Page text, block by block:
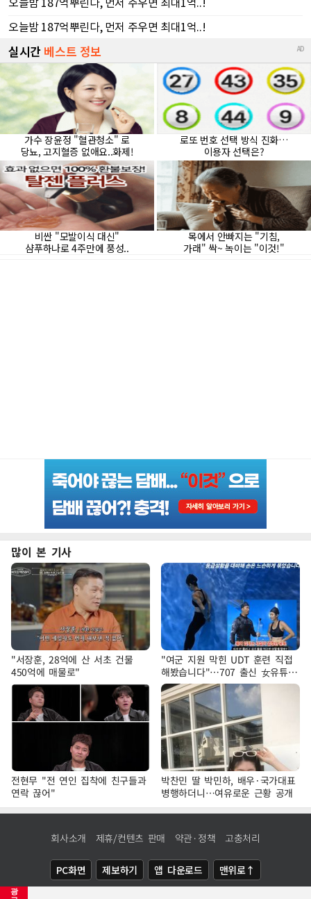
광
많이 본 기사
"서장훈, 28억에 산 서초 건물
450억에 매물로"
"여군 지원 막힌 UDT 훈련 직접
해봤습니다"…707 출신 女유튜버
'완벽 소화'
전현무 "전 연인 집착에 친구들과
연락 끊어"
박찬민 딸 박민하, 배우·국가대표
병행하더니…여유로운 근황 공개
회사소개 제휴/컨텐츠 판매 약관·정책 고충처리
PC화면 제보하기 앱 다운로드 맨위로↑